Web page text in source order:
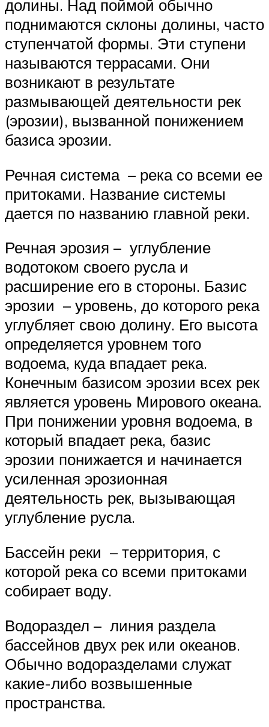
долины. Над поймой обычно
поднимаются склоны долины, часто
ступенчатой формы. Эти ступени
называются террасами. Они
возникают в результате
размывающей деятельности рек
(эрозии), вызванной понижением
базиса эрозии.
Речная система – река со всеми ее
притоками. Название системы
дается по названию главной реки.
Речная эрозия – углубление
водотоком своего русла и
расширение его в стороны. Базис
эрозии – уровень, до которого река
углубляет свою долину. Его высота
определяется уровнем того
водоема, куда впадает река.
Конечным базисом эрозии всех рек
является уровень Мирового океана.
При понижении уровня водоема, в
который впадает река, базис
эрозии понижается и начинается
усиленная эрозионная
деятельность рек, вызывающая
углубление русла.
Бассейн реки – территория, с
которой река со всеми притоками
собирает воду.
Водораздел – линия раздела
бассейнов двух рек или океанов.
Обычно водоразделами служат
какие-либо возвышенные
пространства.